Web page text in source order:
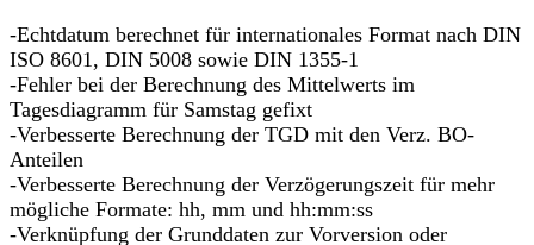
-Echtdatum berechnet für internationales Format nach DIN
ISO 8601, DIN 5008 sowie DIN 1355-1
-Fehler bei der Berechnung des Mittelwerts im
Tagesdiagramm für Samstag gefixt
-Verbesserte Berechnung der TGD mit den Verz. BO-
Anteilen
-Verbesserte Berechnung der Verzögerungszeit für mehr
mögliche Formate: hh, mm und hh:mm:ss
-Verknüpfung der Grunddaten zur Vorversion oder